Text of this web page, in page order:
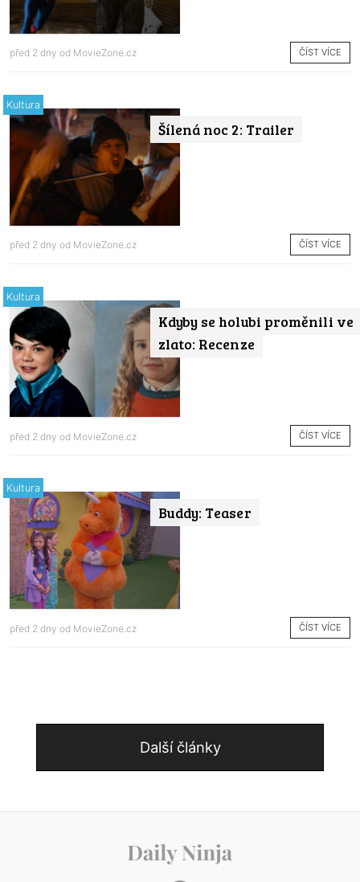
před 2 dny od MovieZone.cz ČÍST VÍCE
Šílená noc 2: Trailer
Kultura
před 2 dny od MovieZone.cz ČÍST VÍCE
Kdyby se holubi proměnili ve
zlato: Recenze
Kultura
před 2 dny od MovieZone.cz ČÍST VÍCE
Buddy: Teaser
Kultura
před 2 dny od MovieZone.cz ČÍST VÍCE
Další články